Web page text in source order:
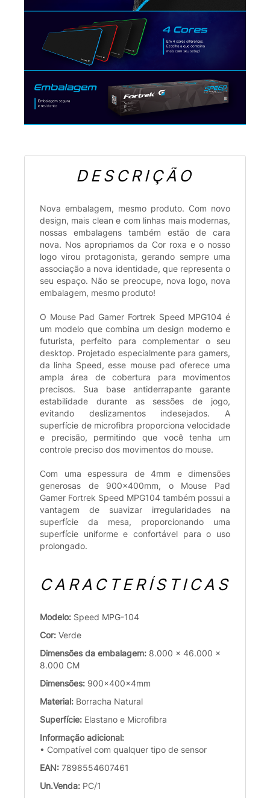
DESCRIÇÃO
Nova embalagem, mesmo produto. Com novo
design, mais clean e com linhas mais modernas,
nossas embalagens também estão de cara
nova. Nos apropriamos da Cor roxa e o nosso
logo virou protagonista, gerando sempre uma
associação a nova identidade, que representa o
seu espaço. Não se preocupe, nova logo, nova
embalagem, mesmo produto!
O Mouse Pad Gamer Fortrek Speed MPG104 é
um modelo que combina um design moderno e
futurista, perfeito para complementar o seu
desktop. Projetado especialmente para gamers,
da linha Speed, esse mouse pad oferece uma
ampla área de cobertura para movimentos
precisos. Sua base antiderrapante garante
estabilidade durante as sessões de jogo,
evitando deslizamentos indesejados. A
superfície de microfibra proporciona velocidade
e precisão, permitindo que você tenha um
controle preciso dos movimentos do mouse.
Com uma espessura de 4mm e dimensões
generosas de 900x400mm, o Mouse Pad
Gamer Fortrek Speed MPG104 também possui a
vantagem de suavizar irregularidades na
superfície da mesa, proporcionando uma
superfície uniforme e confortável para o uso
prolongado.
CARACTERÍSTICAS
Modelo: Speed MPG-104
Cor: Verde
Dimensões da embalagem: 8.000 x 46.000 x
8.000 CM
Dimensões: 900x400x4mm
Material: Borracha Natural
Superfície: Elastano e Microfibra
Informação adicional:
• Compatível com qualquer tipo de sensor
EAN: 7898554607461
Un.Venda: PC/1